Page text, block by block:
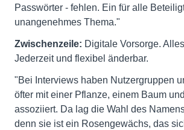
Passwörter - fehlen. Ein für alle
unangenehmes Thema."
Zwischenzeile: Digitale Vorsorge.
Jederzeit und flexibel änderbar.
"Bei Interviews haben Nutzergruppen
öfter mit einer Pflanze, einem Baum
assoziiert. Da lag die Wahl des
denn sie ist ein Rosengewächs, das